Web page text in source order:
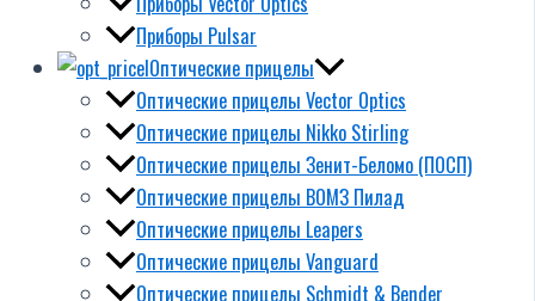
Приборы Pulsar
Оптические прицелы
Оптические прицелы Vector Optics
Оптические прицелы Nikko Stirling
Оптические прицелы Зенит-Беломо (ПОСП)
Оптические прицелы ВОМЗ Пилад
Оптические прицелы Leapers
Оптические прицелы Vanguard
Оптические прицелы Schmidt & Bender